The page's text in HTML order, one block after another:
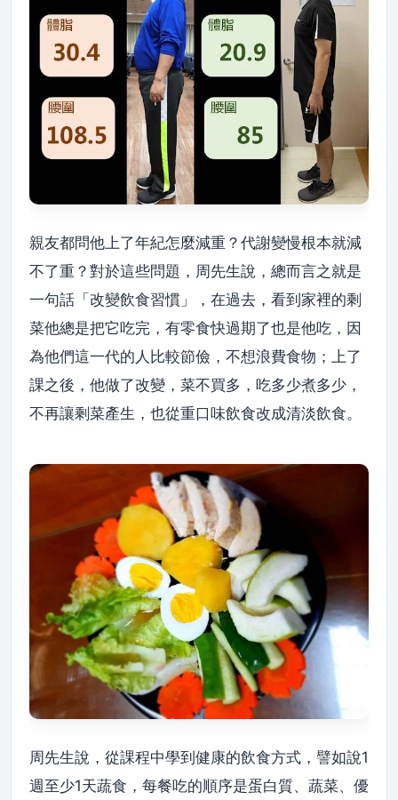
親友都問他上了年紀怎麼減重？代謝變慢根本就減
不了重？對於這些問題，周先生說，總而言之就是
一句話「改變飲食習慣」，在過去，看到家裡的剩
菜他總是把它吃完，有零食快過期了也是他吃，因
為他們這一代的人比較節儉，不想浪費食物；上了
課之後，他做了改變，菜不買多，吃多少煮多少，
不再讓剩菜產生，也從重口味飲食改成清淡飲食。
周先生說，從課程中學到健康的飲食方式，譬如說1
週至少1天蔬食，每餐吃的順序是蛋白質、蔬菜、優